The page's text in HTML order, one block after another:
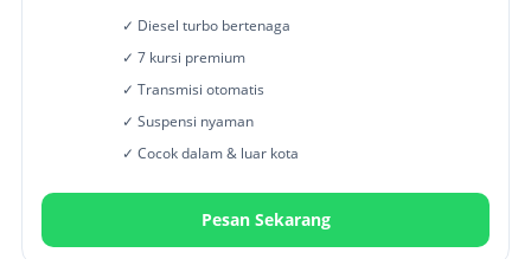
✓ Diesel turbo bertenaga
✓ 7 kursi premium
✓ Transmisi otomatis
✓ Suspensi nyaman
✓ Cocok dalam & luar kota
Pesan Sekarang